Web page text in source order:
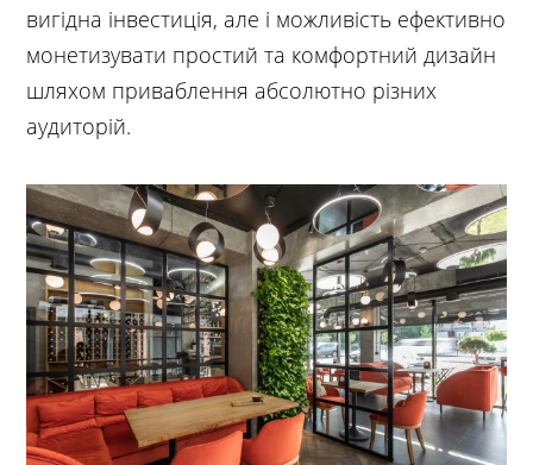
вигідна інвестиція, але і можливість ефективно
монетизувати простий та комфортний дизайн
шляхом приваблення абсолютно різних
аудиторій.